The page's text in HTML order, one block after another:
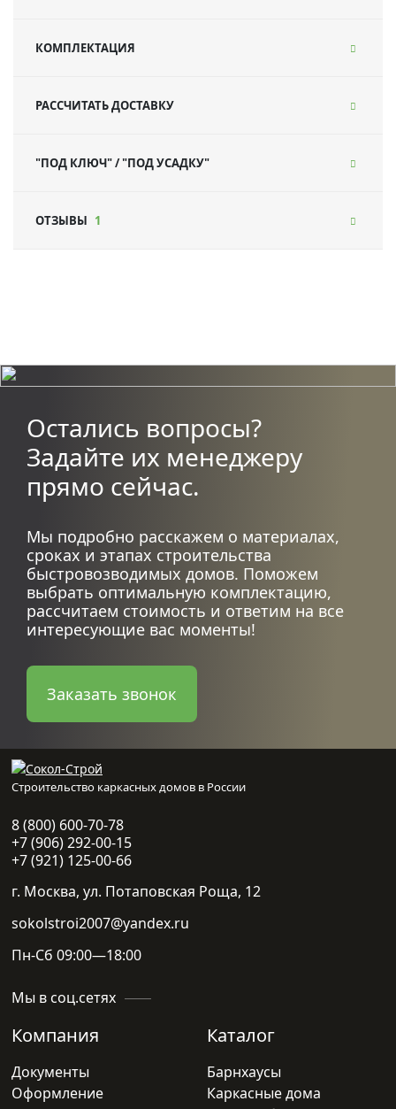
КОМПЛЕКТАЦИЯ
РАССЧИТАТЬ ДОСТАВКУ
"ПОД КЛЮЧ" / "ПОД УСАДКУ"
ОТЗЫВЫ 1
Остались вопросы?
Задайте их менеджеру
прямо сейчас.
Мы подробно расскажем о материалах,
сроках и этапах строительства
быстровозводимых домов. Поможем
выбрать оптимальную комплектацию,
рассчитаем стоимость и ответим на все
интересующие вас моменты!
Заказать звонок
Строительство каркасных домов в России
8 (800) 600-70-78
+7 (906) 292-00-15
+7 (921) 125-00-66
г. Москва, ул. Потаповская Роща, 12
sokolstroi2007@yandex.ru
Пн-Сб 09:00—18:00
Мы в соц.сетях
Компания
Документы
Оформление
Каталог
Барнхаусы
Каркасные дома